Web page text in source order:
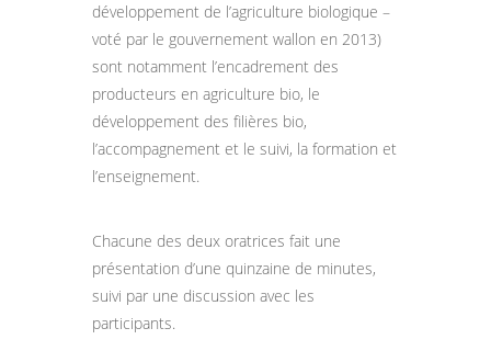
développement de l’agriculture biologique –
voté par le gouvernement wallon en 2013)
sont notamment l’encadrement des
producteurs en agriculture bio, le
développement des filières bio,
l’accompagnement et le suivi, la formation et
l’enseignement.
Chacune des deux oratrices fait une
présentation d’une quinzaine de minutes,
suivi par une discussion avec les
participants.